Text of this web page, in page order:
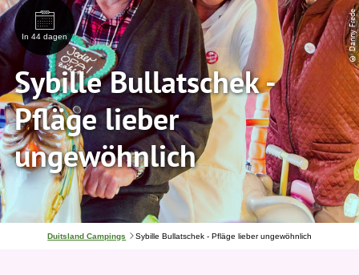
© Danny Frede
In 44 dagen
Sybille Bullatschek -
Pfläge lieber
ungewöhnlich
J
Duitsland Campings Sybille Bullatschek - Pfläge lieber ungewöhnlich